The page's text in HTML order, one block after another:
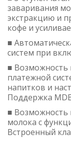
заваривания
экстракцию и
кофе и
■
систем при
■ Возможность
платежной
напитков и
Поддержка
■ Возможность
молока с
Встроенный